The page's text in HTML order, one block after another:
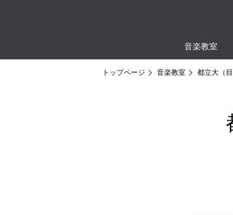
音楽教室
トップページ 音楽教室 都立大（